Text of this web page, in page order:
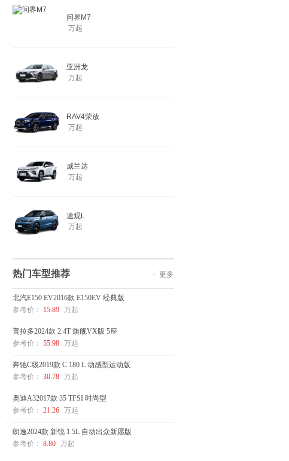
问界M7
万起
亚洲龙
万起
RAV4荣放
万起
威兰达
万起
途观L
万起
热门车型推荐 更多
北汽E150 EV2016款 E150EV 经典版
参考价：
15.89 万起
普拉多2024款 2.4T 旗舰VX版 5座
参考价： 55.98 万起
奔驰C级2019款 C 180 L 动感型运动版
参考价： 30.78 万起
奥迪A32017款 35 TFSI 时尚型
参考价： 21.26 万起
朗逸2024款 新锐 1.5L 自动出众新愿版
参考价： 8.80 万起